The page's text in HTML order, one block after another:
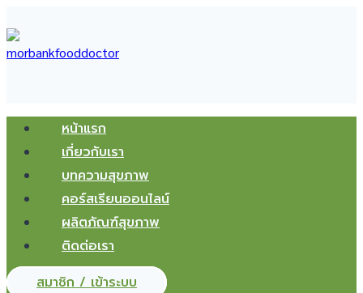
to
content
หน้าแรก
เกี่ยวกับเรา
บทความสุขภาพ
คอร์สเรียนออนไลน์
ผลิตภัณฑ์สุขภาพ
ติดต่อเรา
สมาชิก / เข้าระบบ